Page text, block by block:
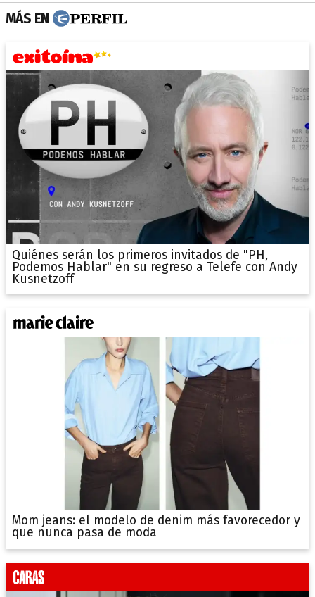
MÁS EN
Quiénes serán los primeros invitados de "PH,
Podemos Hablar" en su regreso a Telefe con Andy
Kusnetzoff
Mom jeans: el modelo de denim más favorecedor y
que nunca pasa de moda